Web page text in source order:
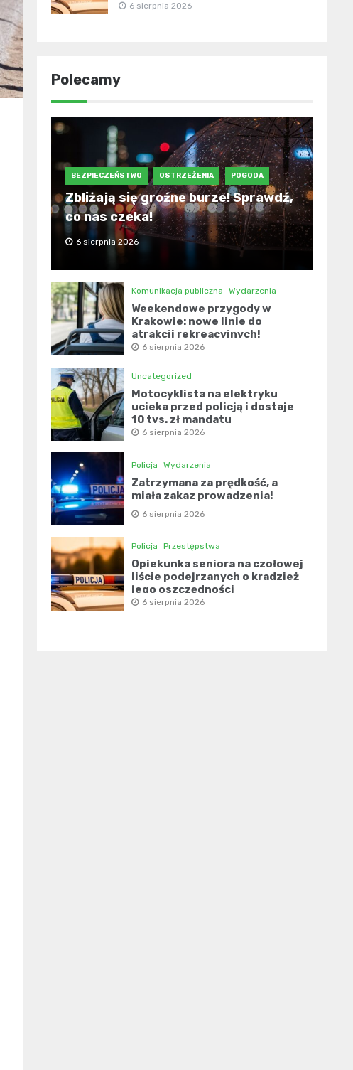
6 sierpnia 2026
Polecamy
BEZPIECZEŃSTWO OSTRZEŻENIA POGODA
Zbliżają się groźne burze! Sprawdź,
co nas czeka!
6 sierpnia 2026
Komunikacja publiczna Wydarzenia
Weekendowe przygody w
Krakowie: nowe linie do
atrakcji rekreacyjnych!
6 sierpnia 2026
Uncategorized
Motocyklista na elektryku
ucieka przed policją i dostaje
10 tys. zł mandatu
6 sierpnia 2026
Policja Wydarzenia
Zatrzymana za prędkość, a
miała zakaz prowadzenia!
6 sierpnia 2026
Policja Przestępstwa
Opiekunka seniora na czołowej
liście podejrzanych o kradzież
jego oszczędności
6 sierpnia 2026